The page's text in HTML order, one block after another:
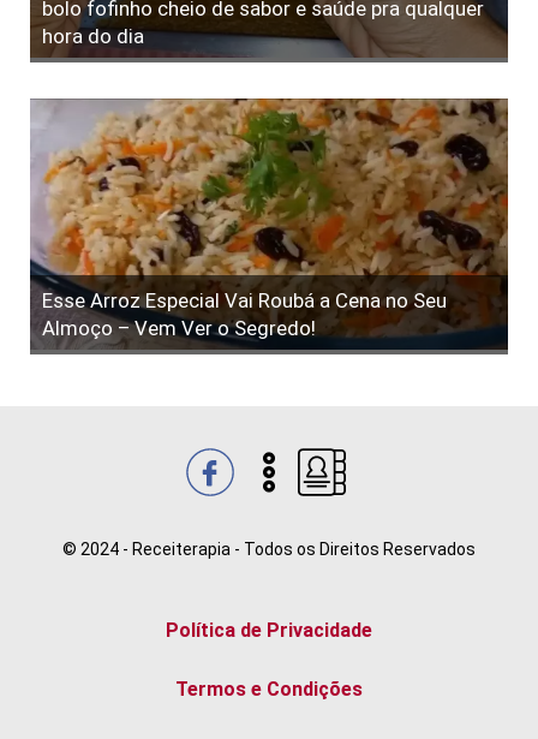
bolo fofinho cheio de sabor e saúde pra qualquer
hora do dia
Esse Arroz Especial Vai Roubá a Cena no Seu
Almoço – Vem Ver o Segredo!
© 2024 - Receiterapia - Todos os Direitos Reservados
Termos e Condições
Política de Privacidade